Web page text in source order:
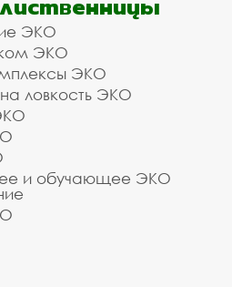
ЭКО
ЭКО
ЭКО
ловкость ЭКО
и обучающее ЭКО